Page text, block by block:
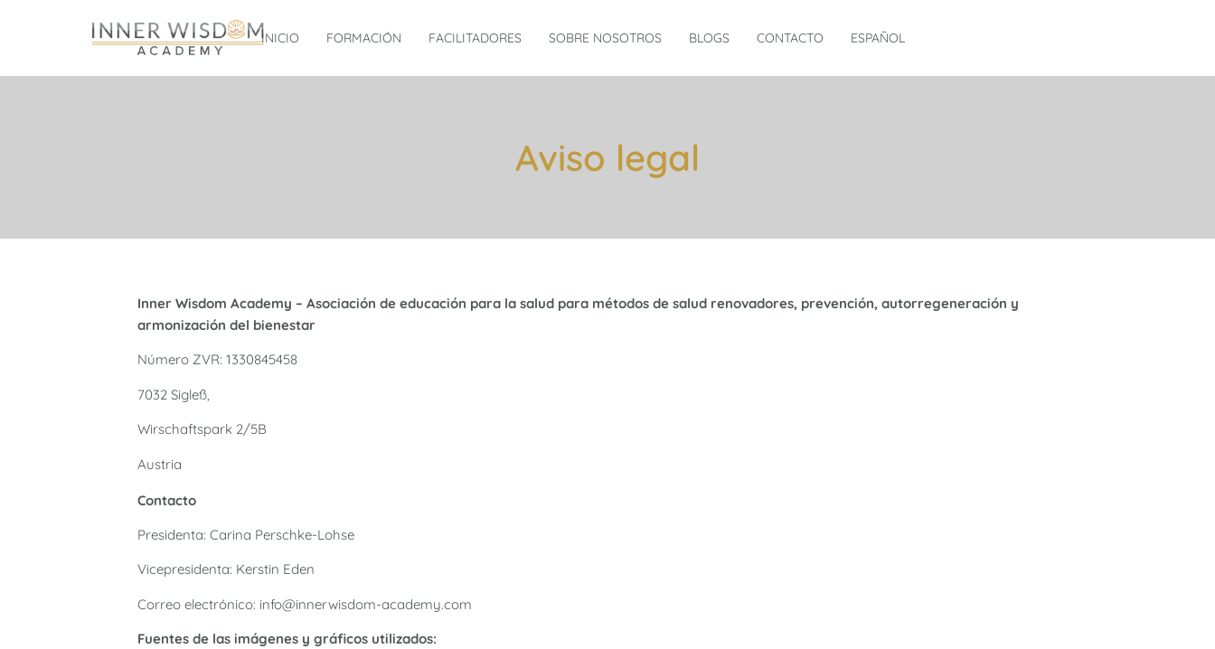
INICIO FORMACIÓN FACILITADORES SOBRE NOSOTROS BLOGS CONTACTO ESPAÑOL
Aviso legal
Inner Wisdom Academy – Asociación de educación para la salud para métodos de salud renovadores, prevención, autorregeneración y
armonización del bienestar
Número ZVR: 1330845458
7032 Sigleß,
Wirschaftspark 2/5B
Austria
Contacto
Presidenta: Carina Perschke-Lohse
Vicepresidenta: Kerstin Eden
Correo electrónico: info@innerwisdom-academy.com
Fuentes de las imágenes y gráficos utilizados: